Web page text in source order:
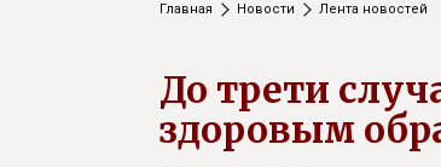
Главная Новости Лента новостей
До трети
здоровым